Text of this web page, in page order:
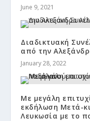
June 9, 2021
Διαδικτυακή
από την
January 28, 2022
Με μεγάλη
εκδήλωση Μετά-
Λευκωσία με το